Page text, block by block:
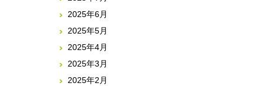
2025年6月
2025年5月
2025年4月
2025年3月
2025年2月